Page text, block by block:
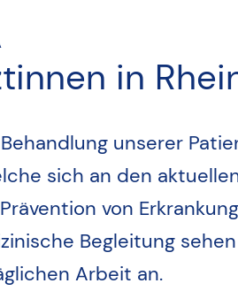
in
unserer
sich an den
von
Begleitung
Arbeit an.